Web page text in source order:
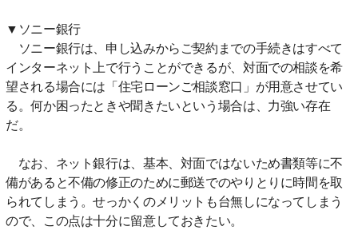
▼ソニー銀行
ソニー銀行は、申し込みからご契約までの手続きはすべて
インターネット上で行うことができるが、対面での相談を希
望される場合には「住宅ローンご相談窓口」が用意させてい
る。何か困ったときや聞きたいという場合は、力強い存在
だ。
なお、ネット銀行は、基本、対面ではないため書類等に不
備があると不備の修正のために郵送でのやりとりに時間を取
られてしまう。せっかくのメリットも台無しになってしまう
ので、この点は十分に留意しておきたい。